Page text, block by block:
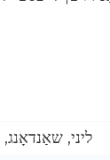
ליני,